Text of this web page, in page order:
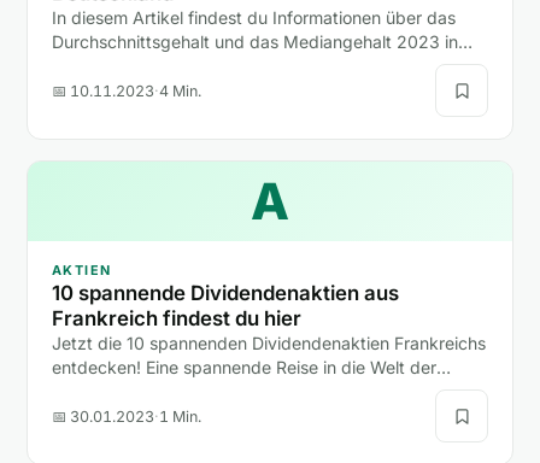
In diesem Artikel findest du Informationen über das
Durchschnittsgehalt und das Mediangehalt 2023 in
📅 10.11.2023·4 Min.
A
AKTIEN
10 spannende Dividendenaktien aus
Frankreich findest du hier
Jetzt die 10 spannenden Dividendenaktien Frankreichs
entdecken! Eine spannende Reise in die Welt der
📅 30.01.2023·1 Min.